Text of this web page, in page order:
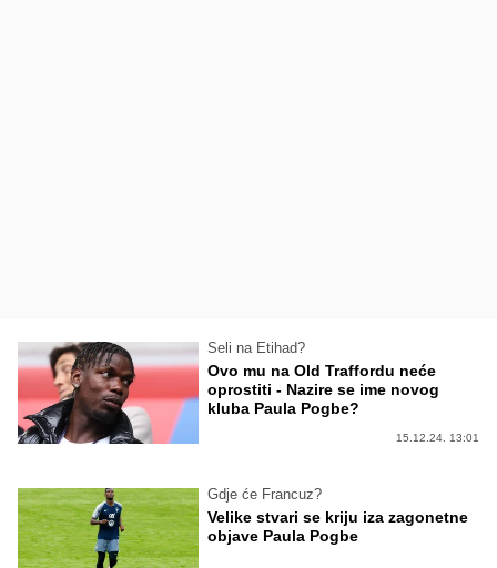
Seli na Etihad?
Ovo mu na Old Traffordu neće
oprostiti - Nazire se ime novog
kluba Paula Pogbe?
15.12.24. 13:01
Gdje će Francuz?
Velike stvari se kriju iza zagonetne
objave Paula Pogbe